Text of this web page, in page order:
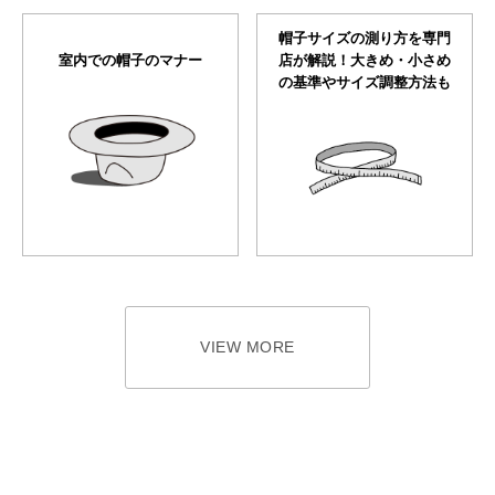
室内での帽子のマナー
帽子サイズの測り方を専門
店が解説！大きめ・小さめ
の基準やサイズ調整方法も
VIEW MORE